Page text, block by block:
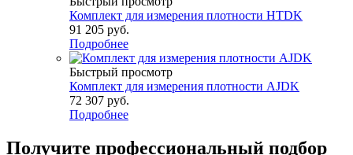
Комплект для измерения плотности HTDK
91 205 руб.
Подробнее
Быстрый просмотр
Комплект для измерения плотности AJDK
72 307 руб.
Подробнее
Получите профессиональный подбор